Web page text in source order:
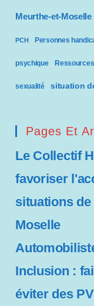
Meurthe-et-Moselle
PCH Personnes
psychique Ressources
sexualité situation
Pages Et
Le Collectif
favoriser
situations de
Moselle
Inclusion :
éviter des